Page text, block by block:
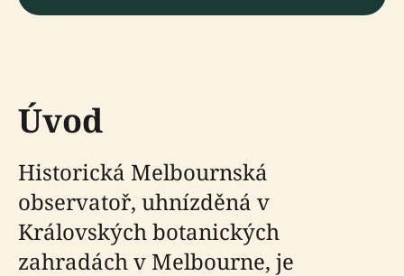
Úvod
Historická Melbournská
observatoř, uhnízděná v
Královských botanických
zahradách v Melbourne, je